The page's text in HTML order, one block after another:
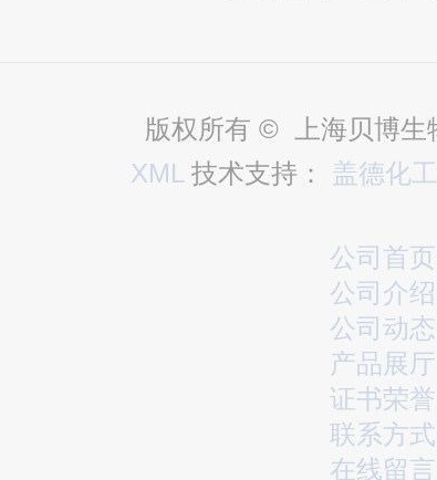
版权所有 © 上海贝博生
XML技术支持： 盖德化
公司首页
公司介绍
公司动态
产品展厅
证书荣誉
联系方式
在线留言